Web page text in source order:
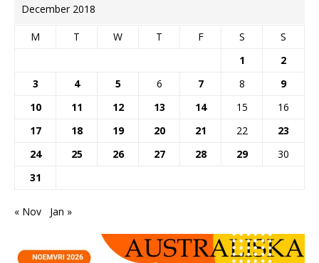
December 2018
M T W T F S
S
1
2
3
4 5 6 7 8
9
10
11 12 13 14 15
16
17
18 19 20 21 22
23
24
25 26 27 28 29
30
31
« Nov Jan »